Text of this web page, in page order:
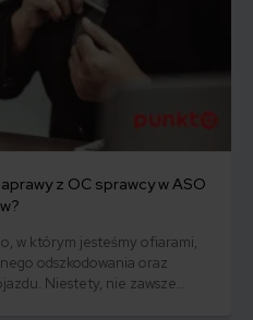
z OC sprawcy w ASO
w którym jesteśmy ofiarami,
odszkodowania oraz
Niestety, nie zawsze